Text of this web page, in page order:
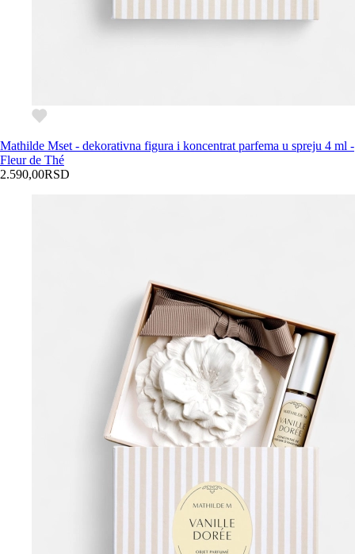
Mathilde Mset - dekorativna figura i koncentrat parfema u spreju 4 ml -
Fleur de Thé
2.590,00RSD